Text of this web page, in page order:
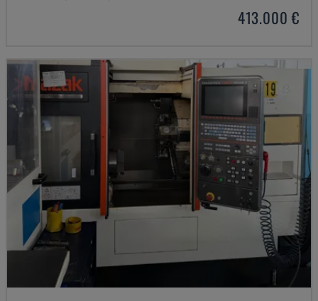
413.000 €